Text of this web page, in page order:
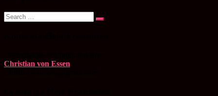
Search
for:
Search
Christian von Essen